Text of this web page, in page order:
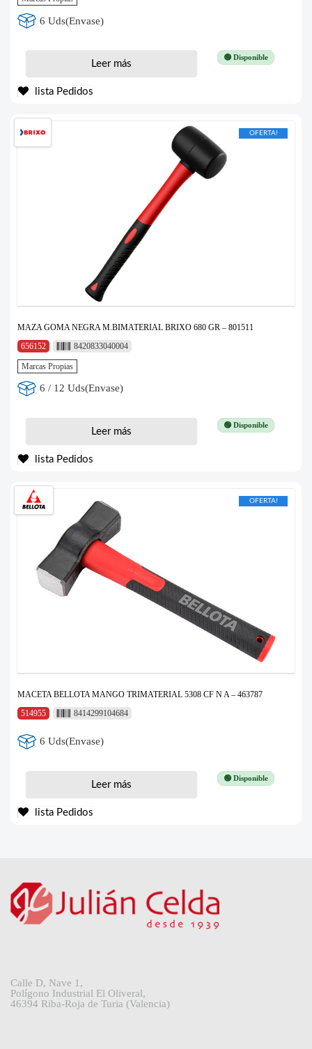
6 Uds(Envase)
🟢 Disponible
Leer más
lista Pedidos
OFERTA!
MAZA GOMA NEGRA M.BIMATERIAL BRIXO 680 GR – 801511
656152
8420833040004
Marcas Propias
6 / 12 Uds(Envase)
🟢 Disponible
Leer más
lista Pedidos
OFERTA!
MACETA BELLOTA MANGO TRIMATERIAL 5308 CF N A – 463787
514955
8414299104684
6 Uds(Envase)
🟢 Disponible
Leer más
lista Pedidos
Calle D, Nave 1,
Polígono Industrial El Oliveral,
46394 Riba-Roja de Turia (Valencia)